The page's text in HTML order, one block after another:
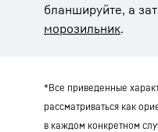
бланшируйте, а
морозильник.
*Все приведенные
рассматриваться как
в каждом конкретном